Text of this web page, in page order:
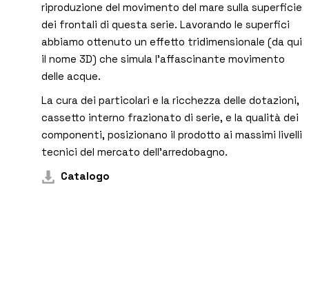
riproduzione del movimento del mare sulla superficie
dei frontali di questa serie. Lavorando le superfici
abbiamo ottenuto un effetto tridimensionale (da qui
il nome 3D) che simula l’affascinante movimento
delle acque.
La cura dei particolari e la ricchezza delle dotazioni,
cassetto interno frazionato di serie, e la qualità dei
componenti, posizionano il prodotto ai massimi livelli
tecnici del mercato dell’arredobagno.
Catalogo